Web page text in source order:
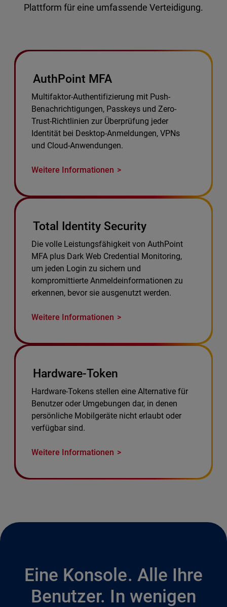
Plattform für eine umfassende Verteidigung.
AuthPoint MFA
Multifaktor-Authentifizierung mit Push-
Benachrichtigungen, Passkeys und Zero-
Trust-Richtlinien zur Überprüfung jeder
Identität bei Desktop-Anmeldungen, VPNs
und Cloud-Anwendungen.
Weitere Informationen
Total Identity Security
Die volle Leistungsfähigkeit von AuthPoint
MFA plus Dark Web Credential Monitoring,
um jeden Login zu sichern und
kompromittierte Anmeldeinformationen zu
erkennen, bevor sie ausgenutzt werden.
Weitere Informationen
Hardware-Token
Hardware-Tokens stellen eine Alternative für
Benutzer oder Umgebungen dar, in denen
persönliche Mobilgeräte nicht erlaubt oder
verfügbar sind.
Weitere Informationen
Eine Konsole. Alle Ihre
Benutzer. In wenigen